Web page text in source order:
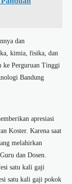
dan
kimia, fisika, dan
ke Perguruan Tinggi
Bandung
apresiasi
Koster. Karena saat
melahirkan
dan Dosen.
satu kali gaji
satu kali gaji pokok